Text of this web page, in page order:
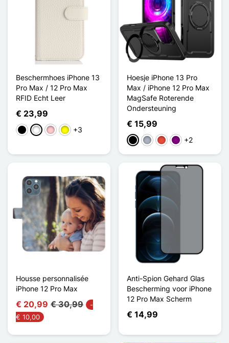
Beschermhoes iPhone 13
Pro Max / 12 Pro Max
RFID Echt Leer
€ 23,99
ZwartWit RozeGeel+3
Hoesje iPhone 13 Pro
Max / iPhone 12 Pro Max
MagSafe Roterende
Ondersteuning
€ 15,99
ZwartGrijsRoodPurper
+2
Housse personnalisée
iPhone 12 Pro Max
€ 20,99 € 30,99
-
€ 10,00
Anti-Spion Gehard Glas
Bescherming voor iPhone
12 Pro Max Scherm
€ 14,99